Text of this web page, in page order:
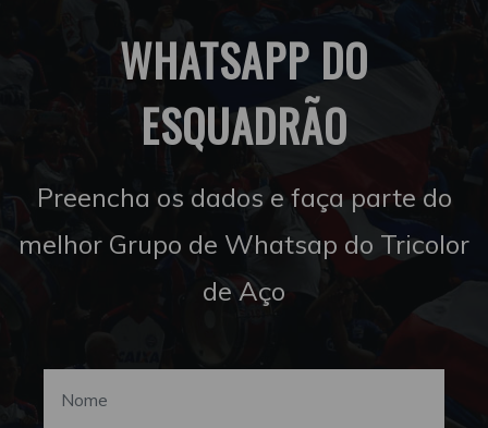
WHATSAPP DO
ESQUADRÃO
Preencha os dados e faça parte do
melhor Grupo de Whatsap do Tricolor
de Aço